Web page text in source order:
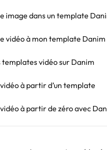
image dans un template
vidéo à mon template Danim
templates vidéo sur Danim
à partir d’un template
à partir de zéro avec